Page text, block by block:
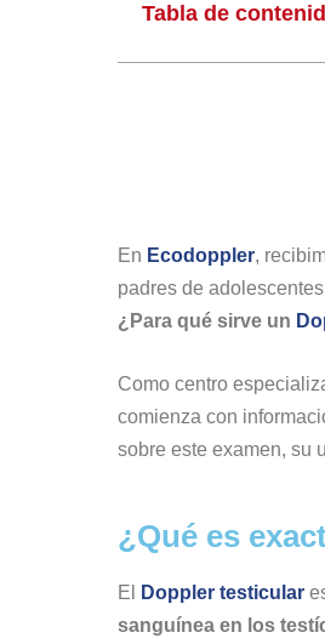
Tabla de
En Ecodoppler,
padres de
¿Para qué sirve un
Como centro
comienza con
sobre este examen, su
¿Qué es
El Doppler testicular
sanguínea en los